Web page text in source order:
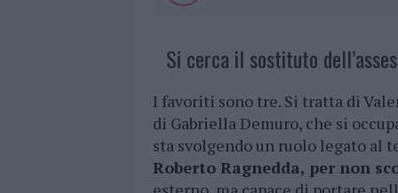
Si cerca il sostituto
I favoriti sono tre. Si tratta di
di Gabriella Demuro, che si
sta svolgendo un ruolo legato al
Roberto Ragnedda, per non